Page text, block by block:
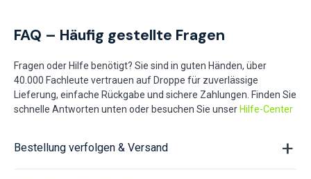
FAQ – Häufig gestellte Fragen
Fragen oder Hilfe benötigt? Sie sind in guten Händen, über
40.000 Fachleute vertrauen auf Droppe für zuverlässige
Lieferung, einfache Rückgabe und sichere Zahlungen. Finden Sie
schnelle Antworten unten oder besuchen Sie unser Hilfe-Center
Bestellung verfolgen & Versand